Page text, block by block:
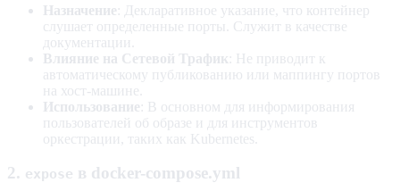
Назначение : Декларативное указание, что контейнер
слушает определенные порты. Служит в качестве
документации.
Влияние на Сетевой Трафик : Не приводит к
автоматическому публикованию или маппингу портов
на хост-машине.
Использование : В основном для информирования
пользователей об образе и для инструментов
оркестрации, таких как Kubernetes.
2. expose в docker-compose.yml